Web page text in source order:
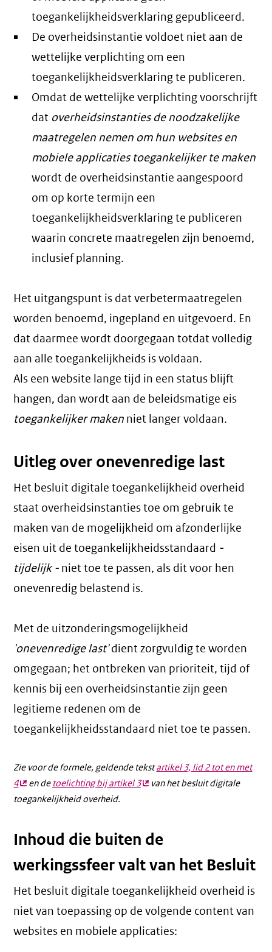
toegankelijkheidsverklaring gepubliceerd.
De overheidsinstantie voldoet niet aan de
wettelijke verplichting om een
toegankelijkheidsverklaring te publiceren.
Omdat de wettelijke verplichting voorschrijft
dat overheidsinstanties de noodzakelijke
maatregelen nemen om hun websites en
mobiele applicaties toegankelijker te maken
wordt de overheidsinstantie aangespoord
om op korte termijn een
toegankelijkheidsverklaring te publiceren
waarin concrete maatregelen zijn benoemd,
inclusief planning.
Het uitgangspunt is dat verbetermaatregelen
worden benoemd, ingepland en uitgevoerd. En
dat daarmee wordt doorgegaan totdat volledig
aan alle toegankelijkheids is voldaan.
Als een website lange tijd in een status blijft
hangen, dan wordt aan de beleidsmatige eis
toegankelijker maken niet langer voldaan.
Uitleg over onevenredige last
Het besluit digitale toegankelijkheid overheid
staat overheidsinstanties toe om gebruik te
maken van de mogelijkheid om afzonderlijke
eisen uit de toegankelijkheidsstandaard -
tijdelijk - niet toe te passen, als dit voor hen
onevenredig belastend is.
Met de uitzonderingsmogelijkheid
'onevenredige last'dient zorgvuldig te worden
omgegaan; het ontbreken van prioriteit, tijd of
kennis bij een overheidsinstantie zijn geen
legitieme redenen om de
toegankelijkheidsstandaard niet toe te passen.
Zie voor de formele, geldende tekstartikel 3, lid 2 tot en met
4(externe
link)
en de toelichting bij artikel 3(externe
van het besluit digitale
toegankelijkheid overheid.
Inhoud die buiten de
werkingssfeer valt van het Besluit
Het besluit digitale toegankelijkheid overheid is
niet van toepassing op de volgende content van
websites en mobiele applicaties: